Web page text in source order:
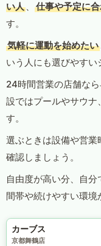
い人 、 仕事や予定に
す。
気軽に運動を始めたい
いう人にも選びやすい
24時間営業の店舗な
設ではプールやサウナ
す。
選ぶときは設備や営
確認しましょう。
自由度が高い分、自
間帯や続けやすい環境
カーブス
京都舞鶴店